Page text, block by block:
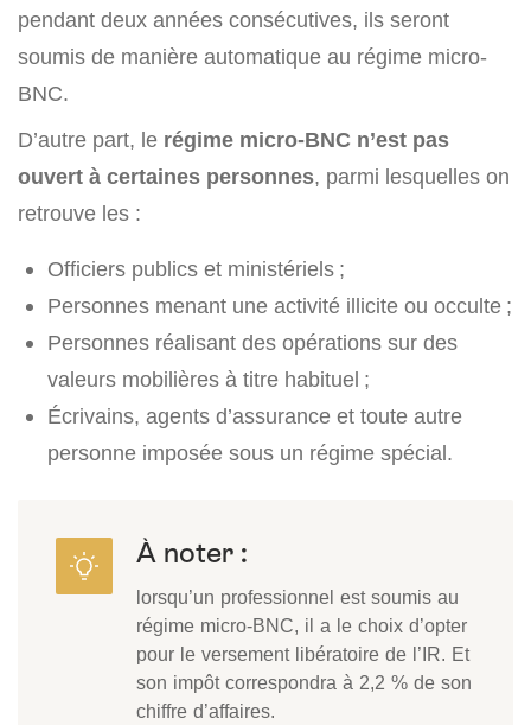
pendant deux années consécutives, ils seront
soumis de manière automatique au régime micro-
BNC.
D’autre part, le régime micro-BNC n’est pas
ouvert à certaines personnes, parmi lesquelles on
retrouve les :
Officiers publics et ministériels ;
Personnes menant une activité illicite ou occulte ;
Personnes réalisant des opérations sur des
valeurs mobilières à titre habituel ;
Écrivains, agents d’assurance et toute autre
personne imposée sous un régime spécial.
À noter :
lorsqu’un professionnel est soumis au
régime micro-BNC, il a le choix d’opter
pour le versement libératoire de l’IR. Et
son impôt correspondra à 2,2 % de son
chiffre d’affaires.